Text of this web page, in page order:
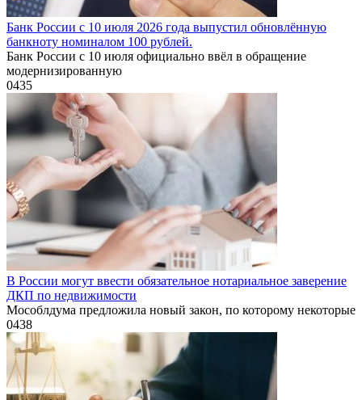
Банк России с 10 июля 2026 года выпустил обновлённую
банкноту номиналом 100 рублей.
Банк России с 10 июля официально ввёл в обращение
модернизированную
0435
В России могут ввести обязательное нотариальное заверение
ДКП по недвижимости
Мособлдума предложила новый закон, по которому некоторые
0438